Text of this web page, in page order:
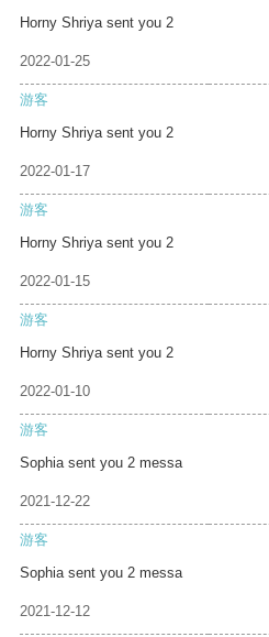
Horny Shriya sent you 2
2022-01-25
游客
Horny Shriya sent you 2
2022-01-17
游客
Horny Shriya sent you 2
2022-01-15
游客
Horny Shriya sent you 2
2022-01-10
游客
Sophia sent you 2 messa
2021-12-22
游客
Sophia sent you 2 messa
2021-12-12